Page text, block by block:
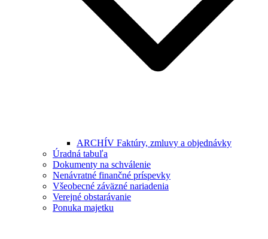
ARCHÍV Faktúry, zmluvy a objednávky
Úradná tabuľa
Dokumenty na schválenie
Nenávratné finančné príspevky
Všeobecné záväzné nariadenia
Verejné obstarávanie
Ponuka majetku